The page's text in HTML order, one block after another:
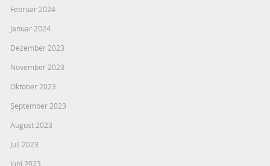
Februar 2024
Januar 2024
Dezember 2023
November 2023
Oktober 2023
September 2023
August 2023
Juli 2023
Juni 2023